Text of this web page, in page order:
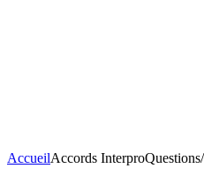
AccueilAccords Interpro